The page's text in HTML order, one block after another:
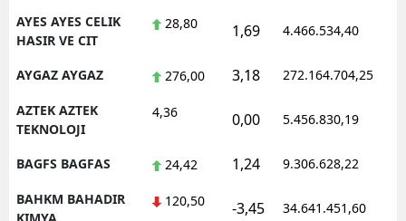
AYES AYES CELIK
HASIR VE CIT
28,80 1,69 4.466.534,40
AYGAZ AYGAZ 276,00 3,18 272.164.704,25
AZTEK AZTEK
TEKNOLOJI
4,36 0,00 5.456.830,19
BAGFS BAGFAS 24,42 1,24 9.306.628,22
BAHKM BAHADIR
120,50 -3,45 34.641.451,60